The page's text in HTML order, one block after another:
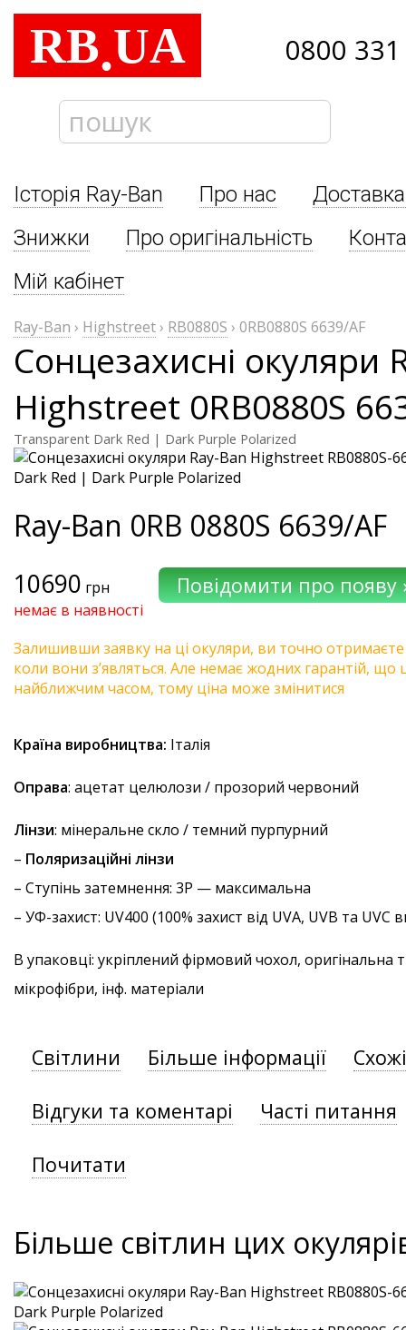
RB.UA 0800
Історія Ray-Ban Про нас
Знижки
Про оригінальність
Мій кабінет
Ray-Ban › Highstreet› RB0880S › 0RB0880S 6639/AF
Сонцезахисні окуляри
Highstreet 0RB0880S
Transparent Dark Red | Dark Purple Polarized
Ray-Ban 0RB 0880S 6639/AF
10690 грн
немає в наявності
Залишивши заявку на ці окуляри, ви точно
коли вони з’являться. Але немає жодних гарантій, що
найближчим часом, тому ціна може змінитися
Країна виробництва: Італія
Оправа: ацетат целюлози / прозорий червоний
Лінзи: мінеральне скло / темний пурпурний
– Поляризаційні лінзи
– Ступінь затемнення: 3P — максимальна
– УФ-захист: UV400 (100% захист від UVA, UVB та
В упаковці: укріплений фірмовий чохол, оригінальна
мікрофібри, інф. матеріали
Світлини Більше інформації
Відгуки та коментарі Часті питання
Почитати
Більше світлин цих